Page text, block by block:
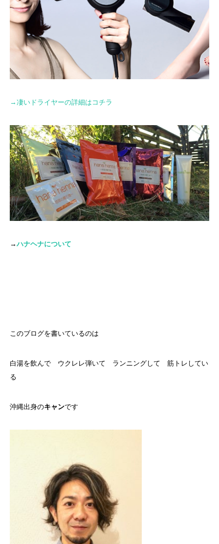
→凄いドライヤーの詳細はコチラ
→ハナヘナについて
このブログを書いているのは
白湯を飲んで ウクレレ弾いて ランニングして 筋トレしてい
る
沖縄出身のキャンです